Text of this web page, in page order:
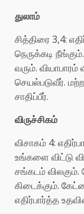
துலாம்
சித்திரை 3,4:
நெருக்கடி
வரும். வியாபாரம்
செயல்படுவீர்.
சாதிப்பீர்.
விருச்சிகம்
விசாகம் 4:
உங்களை விட்டு
சங்கடம் விலகும்.
கிடைக்கும்.
எதிர்பார்த்த